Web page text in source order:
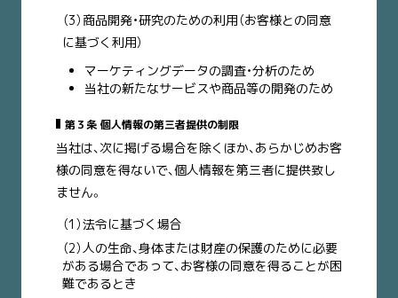
（3）商品開発・研究のための利用（お客様との同意
に基づく利用）
マーケティングデータの調査・分析のため
当社の新たなサービスや商品等の開発のため
第３条 個人情報の第三者提供の制限
当社は、次に掲げる場合を除くほか、あらかじめお客
様の同意を得ないで、個人情報を第三者に提供致し
ません。
（1）法令に基づく場合
（2）人の生命、身体または財産の保護のために必要
がある場合であって、お客様の同意を得ることが困
難であるとき